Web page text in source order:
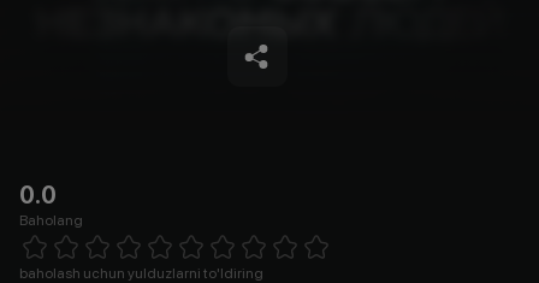
0.0
Baholang
1 Star 2 Stars 3 Stars 4 Stars5 Stars 6 Stars7 Stars8 Stars
baholash uchun yulduzlarni to'ldiring